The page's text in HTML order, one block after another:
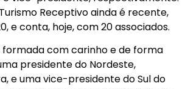
Receptivo ainda é recente,
e conta, hoje, com 20 associados.
formada com carinho e de forma
presidente do Nordeste,
e uma vice-presidente do Sul do